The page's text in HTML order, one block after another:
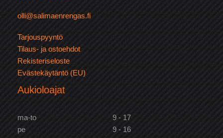
olli@salimaenrengas.fi
Tarjouspyyntö
Tilaus- ja ostoehdot
Rekisteriseloste
Evästekäytäntö (EU)
Aukioloajat
ma-to
9 - 17
pe
9 - 16